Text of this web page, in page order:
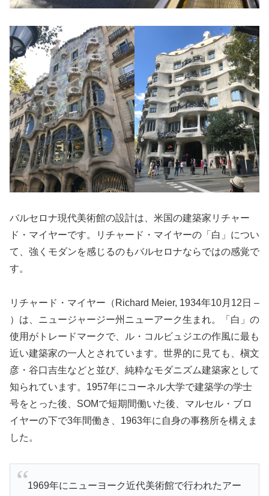
バルセロナ現代美術館の設計は、米国の建築家リチャー
ド・マイヤーです。リチャード・マイヤーの「白」につい
て、強くモダンを感じるのもバルセロナならではの感覚で
す。
リチャード・マイヤー（Richard Meier, 1934年10月12日 –
）は、ニュージャージー州ニューアーク生まれ。「白」の
使用がトレードマークで、ル・コルビュジエの作風に最も
近い建築家の一人とされています。世界的に見ても、槇文
彦・谷口吉生などと並び、純粋なモダニズム建築家として
知られています。1957年にコーネル大学で建築学の学士
号をとった後、SOMで短期間働いた後、マルセル・ブロ
イヤーの下で3年間働き、1963年に自身の事務所を構えま
した。
1969年にニューヨーク近代美術館で行われたアー